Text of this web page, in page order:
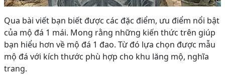
Qua bài viết bạn biết được các đặc điểm, ưu điểm nổi bật
của mộ đá 1 mái. Mong rằng những kiến thức trên giúp
bạn hiểu hơn về mộ đá 1 đao. Từ đó lựa chọn được mẫu
mộ đá với kích thước phù hợp cho khu lăng mộ, nghĩa
trang.